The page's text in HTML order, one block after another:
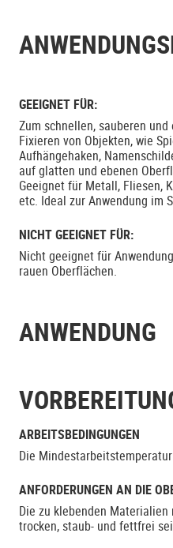
GEEIGNET FÜR:
Zum schnellen, sauberen
Fixieren von Objekten, wie
Aufhängehaken,
auf glatten und ebenen
Geeignet für Metall, Fliesen,
etc. Ideal zur Anwendung im
NICHT GEEIGNET FÜR:
Nicht geeignet für
rauen Oberflächen.
ANWENDUNG
ARBEITSBEDINGUNGEN
Die
ANFORDERUNGEN AN DIE
Die zu klebenden
trocken, staub- und fettfrei